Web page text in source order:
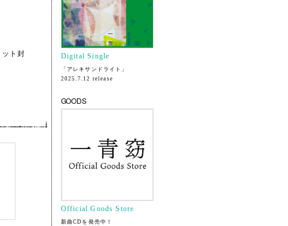
ト封
Digital Single
「アレキサンドライト」
2025.7.12 release
GOODS
Official Goods Store
新曲CDを発売中！